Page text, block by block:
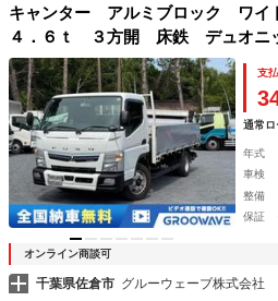
キャンター アルミブロック ワ
４．６ｔ ３方開 床鉄 デュオニ
０×２，０８０ 走行８２千ｋｍ Ｂ
オ ドラレコ キーレス ＥＴＣ
２ｔ平 小型
支
通常ロ
年式
車検
整備
保証
オンライン商談可
千葉県佐倉市 グルーウェーブ株式会社